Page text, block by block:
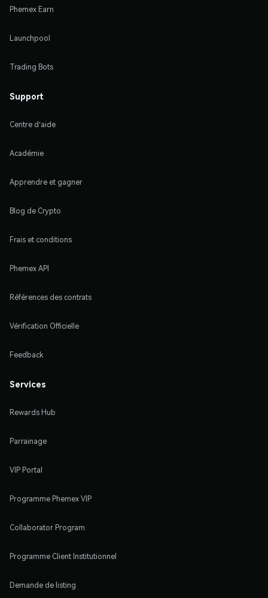
Phemex Earn
Launchpool
Trading Bots
Support
Centre d'aide
Académie
Apprendre et gagner
Blog de Crypto
Frais et conditions
Phemex API
Références des contrats
Vérification Officielle
Feedback
Services
Rewards Hub
Parrainage
VIP Portal
Programme Phemex VIP
Collaborator Program
Programme Client Institutionnel
Demande de listing